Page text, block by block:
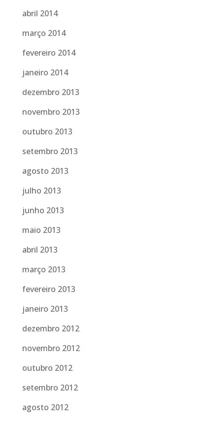
abril 2014
março 2014
fevereiro 2014
janeiro 2014
dezembro 2013
novembro 2013
outubro 2013
setembro 2013
agosto 2013
julho 2013
junho 2013
maio 2013
abril 2013
março 2013
fevereiro 2013
janeiro 2013
dezembro 2012
novembro 2012
outubro 2012
setembro 2012
agosto 2012